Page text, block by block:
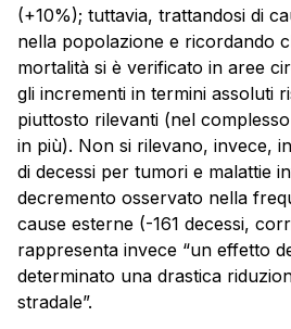
(+10%); tuttavia, trattandosi di
nella popolazione e ricordando
mortalità si è verificato in aree
gli incrementi in termini assoluti
piuttosto rilevanti (nel
in più). Non si rilevano, invece,
di decessi per tumori e malattie
decremento osservato nella
cause esterne (-161 decessi,
rappresenta invece “un effetto
determinato una drastica
stradale”.